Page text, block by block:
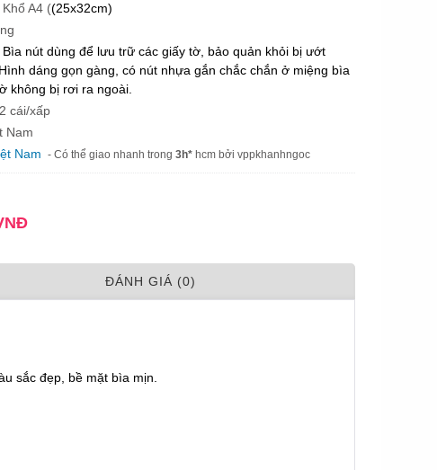
Khổ A4 ((25x32cm)
Bìa nút dùng để lưu trữ các giấy tờ, bảo quản khỏi bị ướt
dáng gọn gàng, có nút nhựa gắn chắc chắn ở miệng bìa
không bị rơi ra ngoài.
cái/xấp
Nam
Nam - Có thể giao nhanh trong 3h* hcm bởi vppkhanhngoc
ÐÁNH GIÁ (0)
sắc đẹp, bề mặt bìa mịn.